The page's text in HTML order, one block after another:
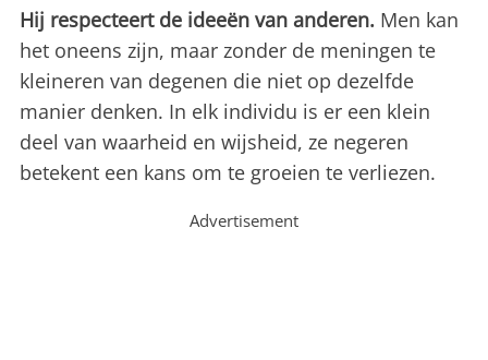
Hij respecteert de ideeën van anderen. Men kan
het oneens zijn, maar zonder de meningen te
kleineren van degenen die niet op dezelfde
manier denken. In elk individu is er een klein
deel van waarheid en wijsheid, ze negeren
betekent een kans om te groeien te verliezen.
Advertisement